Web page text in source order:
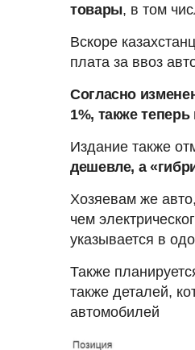
товары, в том
Вскоре
плата за ввоз
Согласно
1%, также
Издание также
дешевле, а
Хозяевам же
чем
указывается в
Также
также деталей,
автомобилей